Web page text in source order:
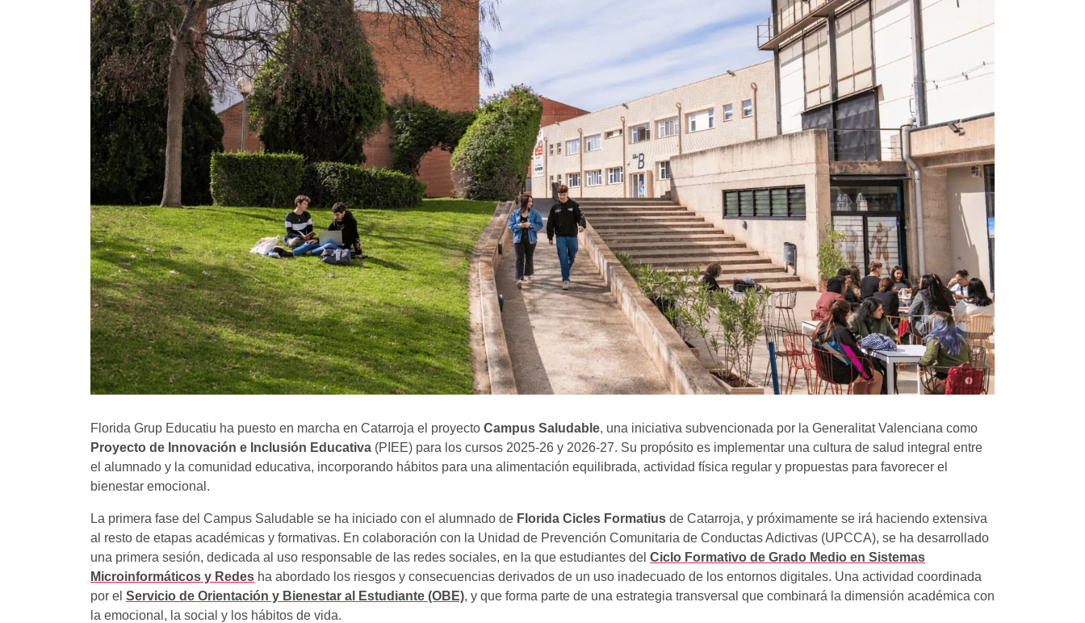
Florida Grup Educatiu ha puesto en marcha en Catarroja el proyecto Campus Saludable, una iniciativa subvencionada por la Generalitat Valenciana como
Proyecto de Innovación e Inclusión Educativa (PIEE) para los cursos 2025-26 y 2026-27. Su propósito es implementar una cultura de salud integral entre
el alumnado y la comunidad educativa, incorporando hábitos para una alimentación equilibrada, actividad física regular y propuestas para favorecer el
bienestar emocional.
La primera fase del Campus Saludable se ha iniciado con el alumnado de Florida Cicles Formatius de Catarroja, y próximamente se irá haciendo extensiva
al resto de etapas académicas y formativas. En colaboración con la Unidad de Prevención Comunitaria de Conductas Adictivas (UPCCA), se ha desarrollado
una primera sesión, dedicada al uso responsable de las redes sociales, en la que estudiantes del Ciclo Formativo de Grado Medio en Sistemas
Microinformáticos y Redes ha abordado los riesgos y consecuencias derivados de un uso inadecuado de los entornos digitales. Una actividad coordinada
por el Servicio de Orientación y Bienestar al Estudiante (OBE), y que forma parte de una estrategia transversal que combinará la dimensión académica con
la emocional, la social y los hábitos de vida.